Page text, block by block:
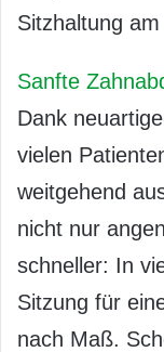
Sitzhaltung
Sanfte
Dank
vielen
weitgehend
nicht nur
schneller: In
Sitzung für
nach Maß.